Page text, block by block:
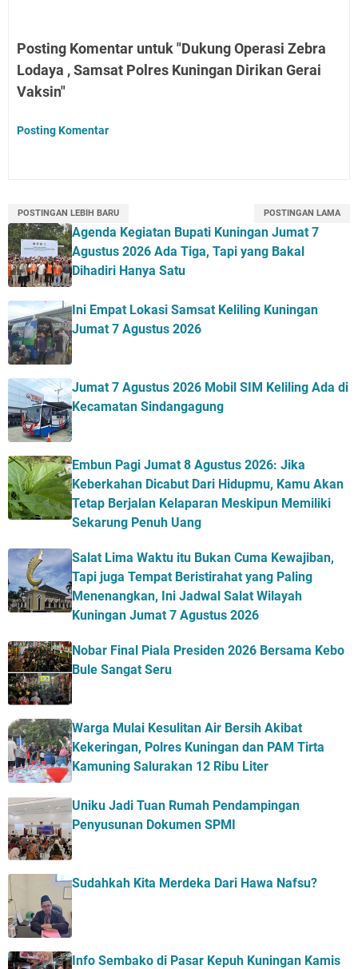
Posting Komentar untuk "Dukung Operasi Zebra
Lodaya , Samsat Polres Kuningan Dirikan Gerai
Vaksin"
Posting Komentar
POSTINGAN LEBIH BARU POSTINGAN LAMA
Agenda Kegiatan Bupati Kuningan Jumat 7
Agustus 2026 Ada Tiga, Tapi yang Bakal
Dihadiri Hanya Satu
Ini Empat Lokasi Samsat Keliling Kuningan
Jumat 7 Agustus 2026
Jumat 7 Agustus 2026 Mobil SIM Keliling Ada di
Kecamatan Sindangagung
Embun Pagi Jumat 8 Agustus 2026: Jika
Keberkahan Dicabut Dari Hidupmu, Kamu Akan
Tetap Berjalan Kelaparan Meskipun Memiliki
Sekarung Penuh Uang
Salat Lima Waktu itu Bukan Cuma Kewajiban,
Tapi juga Tempat Beristirahat yang Paling
Menenangkan, Ini Jadwal Salat Wilayah
Kuningan Jumat 7 Agustus 2026
Nobar Final Piala Presiden 2026 Bersama Kebo
Bule Sangat Seru
Warga Mulai Kesulitan Air Bersih Akibat
Kekeringan, Polres Kuningan dan PAM Tirta
Kamuning Salurakan 12 Ribu Liter
Uniku Jadi Tuan Rumah Pendampingan
Penyusunan Dokumen SPMI
Sudahkah Kita Merdeka Dari Hawa Nafsu?
Info Sembako di Pasar Kepuh Kuningan Kamis